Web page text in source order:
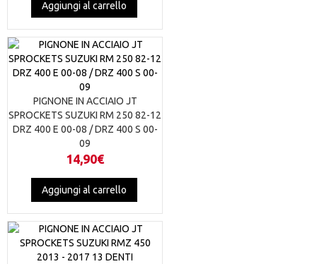
Aggiungi al carrello
PIGNONE IN ACCIAIO JT
SPROCKETS SUZUKI RM 250 82-12
DRZ 400 E 00-08 / DRZ 400 S 00-
09
14,90€
Aggiungi al carrello